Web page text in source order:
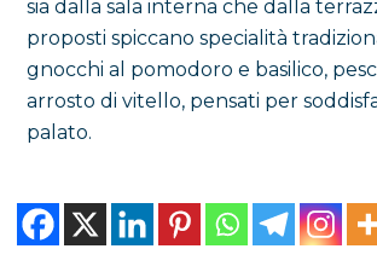
sia dalla sala interna che dalla
proposti spiccano specialità
gnocchi al pomodoro e basilico,
arrosto di vitello, pensati per
palato.